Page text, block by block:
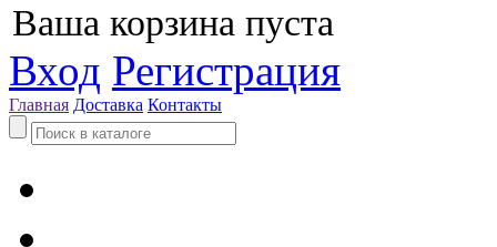
Ваша корзина пуста
Вход Регистрация
Главная Доставка Контакты